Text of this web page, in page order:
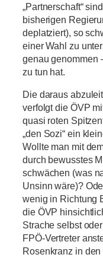
„Partnerschaft“
bisherigen
deplatziert), so
einer Wahl zu
genau genommen
zu tun hat.
Die daraus
verfolgt die ÖVP
quasi roten
„den Sozi“ ein
Wollte man mit
durch bewusstes
schwächen (was
Unsinn wäre)?
wenig in Richtung
die ÖVP
Strache selbst
FPÖ-Vertreter
Rosenkranz in